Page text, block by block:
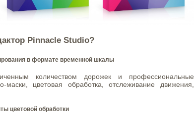
Pinnacle Studio?
в формате временной шкалы
количеством дорожек и профессиональные
маски, цветовая обработка, отслеживание движения,
цветовой обработки